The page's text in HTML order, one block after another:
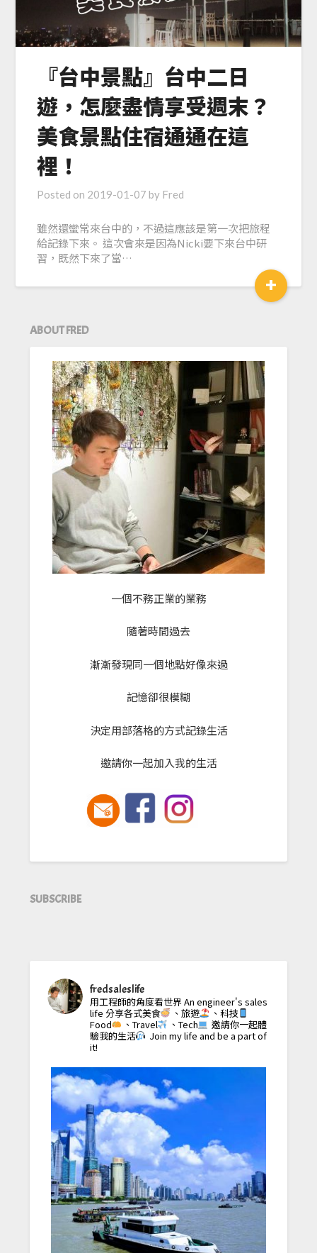
『台中景點』台中二日
遊，怎麼盡情享受週末？
美食景點住宿通通在這
裡！
Posted on 2019-01-07 by Fred
雖然還蠻常來台中的，不過這應該是第一次把旅程
給記錄下來。 這次會來是因為Nicki要下來台中研
習，既然下來了當…
+
ABOUT FRED
一個不務正業的業務
隨著時間過去
漸漸發現同一個地點好像來過
記憶卻很模糊
決定用部落格的方式記錄生活
邀請你一起加入我的生活
SUBSCRIBE
fredsaleslife
用工程師的角度看世界 An engineer's sales
life 分享各式美食 、旅遊
、科技
Food
、Travel 、Tech
邀請你一起體
驗我的生活
Join my life and be a part of
it!